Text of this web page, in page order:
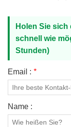
Holen Sie
schnell wie
Stunden)
Email : *
Name :